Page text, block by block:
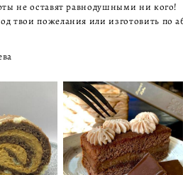
не оставят равнодушными ни кого!
пожелания или изготовить по